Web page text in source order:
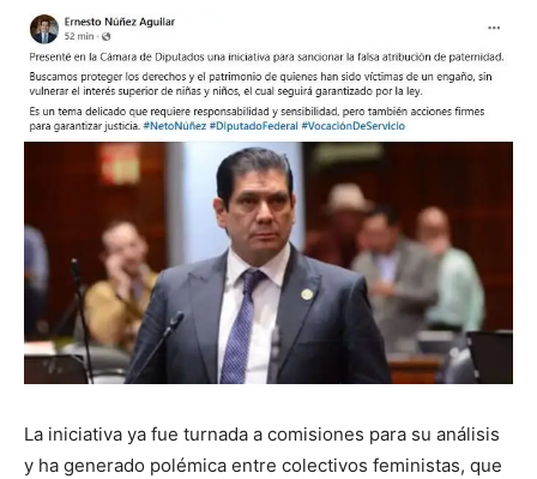
La iniciativa ya fue turnada a comisiones para su análisis
y ha generado polémica entre colectivos feministas, que